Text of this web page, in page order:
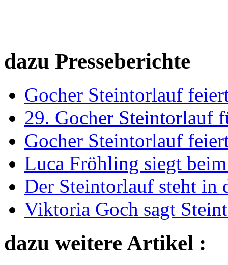
dazu Presseberichte
Gocher Steintorlauf
29. Gocher Steintorlauf
Gocher Steintorlauf
Luca Fröhling siegt
Der Steintorlauf steht in
Viktoria Goch sagt
dazu weitere Artikel :